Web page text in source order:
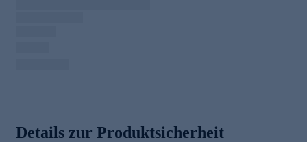
Details zur Produktsicherheit